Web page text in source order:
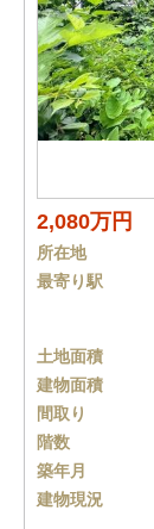
2,080万円
所在地
最寄り駅
土地面積
建物面積
間取り
階数
築年月
建物現況